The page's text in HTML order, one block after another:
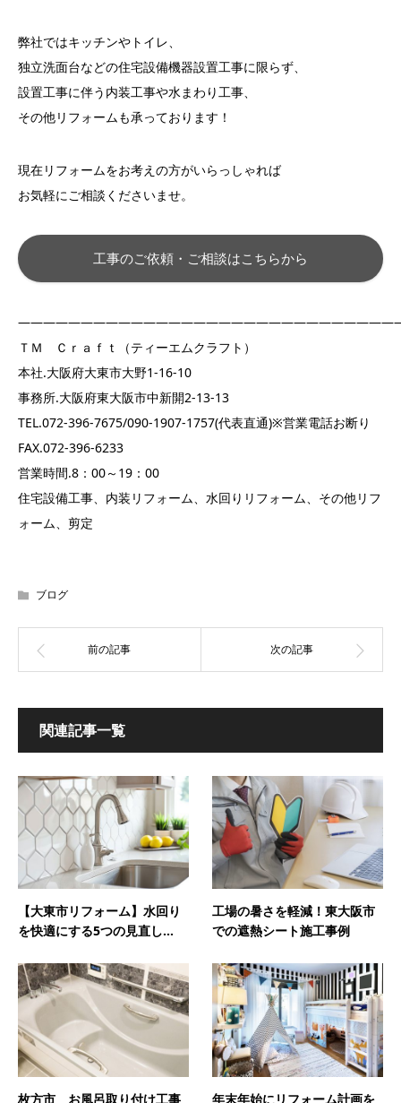
弊社ではキッチンやトイレ、
独立洗面台などの住宅設備機器設置工事に限らず、
設置工事に伴う内装工事や水まわり工事、
その他リフォームも承っております！
現在リフォームをお考えの方がいらっしゃれば
お気軽にご相談くださいませ。
工事のご依頼・ご相談はこちらから
ＴＭ Ｃｒａｆｔ（ティーエムクラフト）
本社.大阪府大東市大野1-16-10
事務所.大阪府東大阪市中新開2-13-13
TEL.072-396-7675/090-1907-1757(代表直通)※営業電話お断り
FAX.072-396-6233
営業時間.8：00～19：00
住宅設備工事、内装リフォーム、水回りリフォーム、その他リフ
ォーム、剪定
ブログ
関連記事一覧
【大東市リフォーム】水回り
を快適にする5つの見直し...
工場の暑さを軽減！東大阪市
での遮熱シート施工事例
枚方市 お風呂取り付け工事 年末年始にリフォーム計画を